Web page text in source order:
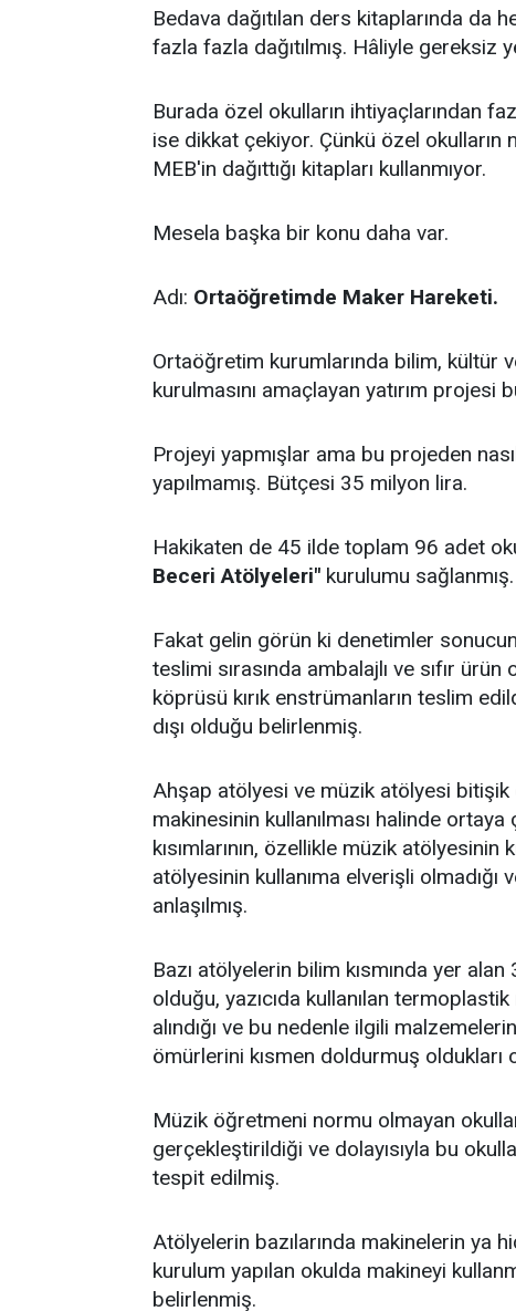
Bedava dağıtılan ders kitaplarında da
fazla fazla dağıtılmış. Hâliyle gereksiz
Burada özel okulların ihtiyaçlarından
ise dikkat çekiyor. Çünkü özel
MEB'in dağıttığı kitapları kullanmıyor.
Mesela başka bir konu daha var.
Adı: Ortaöğretimde Maker Hareketi.
Ortaöğretim kurumlarında bilim, kültür
kurulmasını amaçlayan yatırım projesi
Projeyi yapmışlar ama bu projeden
yapılmamış. Bütçesi 35 milyon lira.
Hakikaten de 45 ilde toplam 96 adet
Beceri Atölyeleri" kurulumu sağlanmış.
Fakat gelin görün ki denetimler
teslimi sırasında ambalajlı ve sıfır
köprüsü kırık enstrümanların teslim
dışı olduğu belirlenmiş.
Ahşap atölyesi ve müzik atölyesi bitişik
makinesinin kullanılması halinde ortaya
kısımlarının, özellikle müzik
atölyesinin kullanıma elverişli olmadığı
anlaşılmış.
Bazı atölyelerin bilim kısmında yer alan
olduğu, yazıcıda kullanılan
alındığı ve bu nedenle ilgili
ömürlerini kısmen doldurmuş oldukları
Müzik öğretmeni normu olmayan
gerçekleştirildiği ve dolayısıyla bu
tespit edilmiş.
Atölyelerin bazılarında makinelerin ya
kurulum yapılan okulda makineyi
belirlenmiş.